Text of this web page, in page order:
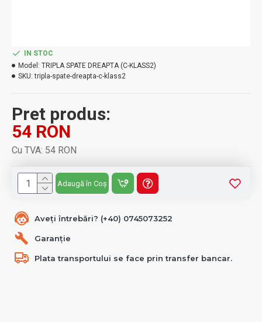
Aveți întrebări? (+40) 0745073252
Garanție
Plata transportului se face prin transfer bancar.
Pret produs:
54 RON
Cu TVA: 54 RON
IN STOC
Model: TRIPLA SPATE DREAPTA (C-KLASS2)
SKU: tripla-spate-dreapta-c-klass2
Adaugă în Coș